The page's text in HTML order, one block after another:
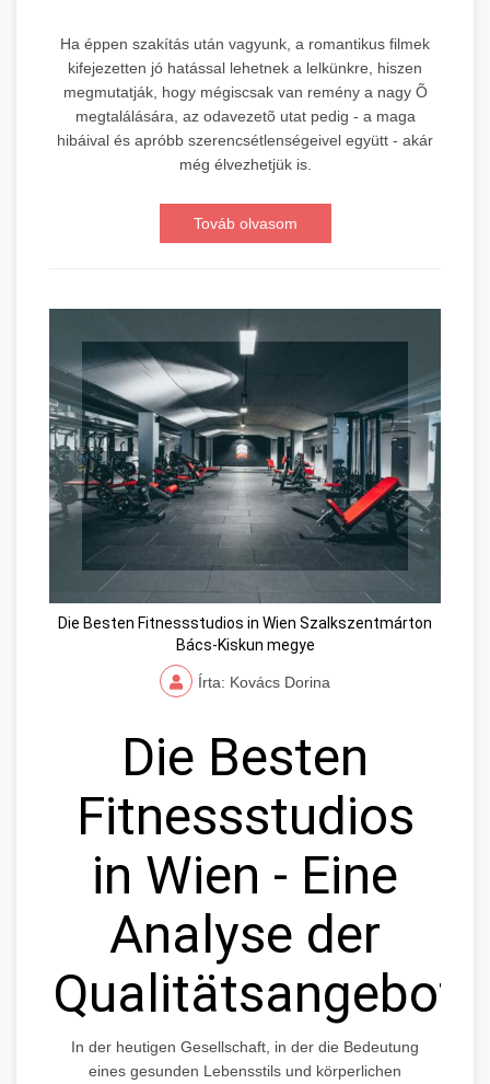
Ha éppen szakítás után vagyunk, a romantikus filmek
kifejezetten jó hatással lehetnek a lelkünkre, hiszen
megmutatják, hogy mégiscsak van remény a nagy Õ
megtalálására, az odavezetõ utat pedig - a maga
hibáival és apróbb szerencsétlenségeivel együtt - akár
még élvezhetjük is.
Továb olvasom
Die Besten Fitnessstudios in Wien Szalkszentmárton
Bács-Kiskun megye
Írta: Kovács Dorina
Die Besten
Fitnessstudios
in Wien - Eine
Analyse der
Qualitätsangebote
In der heutigen Gesellschaft, in der die Bedeutung
eines gesunden Lebensstils und körperlichen